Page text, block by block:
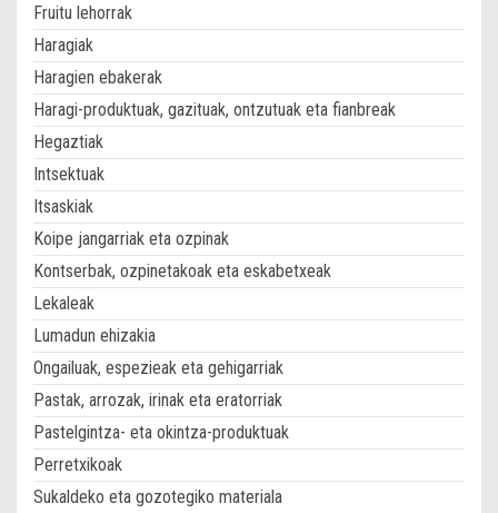
Fruitu lehorrak
Haragiak
Haragien ebakerak
Haragi-produktuak, gazituak, ontzutuak eta fianbreak
Hegaztiak
Intsektuak
Itsaskiak
Koipe jangarriak eta ozpinak
Kontserbak, ozpinetakoak eta eskabetxeak
Lekaleak
Lumadun ehizakia
Ongailuak, espezieak eta gehigarriak
Pastak, arrozak, irinak eta eratorriak
Pastelgintza- eta okintza-produktuak
Perretxikoak
Sukaldeko eta gozotegiko materiala